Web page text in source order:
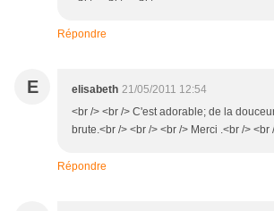
Répondre
E elisabeth 21/05/2011 12:54
<br /> <br /> C'est adorable; de la
brute.<br /> <br /> <br /> Merci .<br /> <br
Répondre